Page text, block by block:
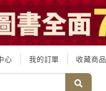
心 我的訂單 收藏商品